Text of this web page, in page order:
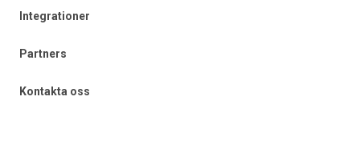
Integrationer
Partners
Kontakta oss